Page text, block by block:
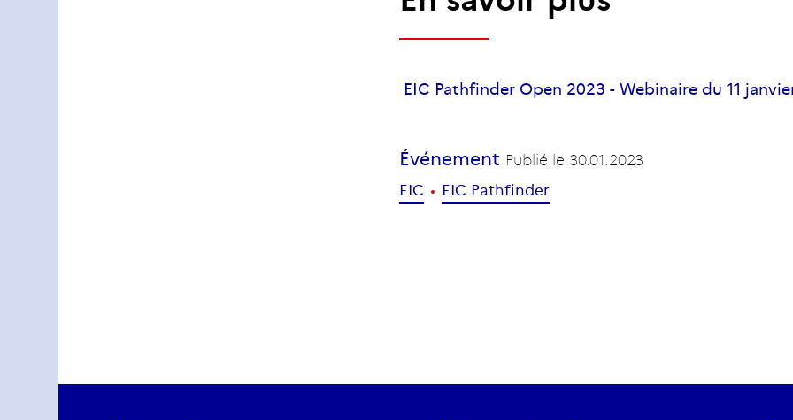
EIC Pathfinder Open 2023 - Webinaire du 11
Événement Publié le 30.01.2023
EIC
EIC Pathfinder